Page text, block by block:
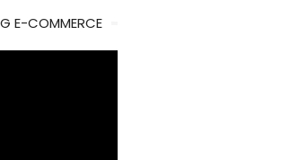
E-COMMERCE